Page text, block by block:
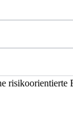
risikoorientierte